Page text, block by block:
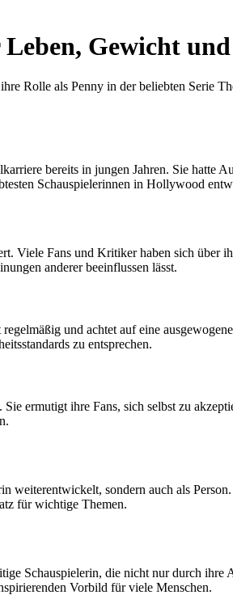
Gewicht
Rolle als Penny in der beliebten
bereits in jungen Jahren. Sie
Schauspielerinnen in Hollywood
Viele Fans und Kritiker haben sich über
anderer beeinflussen lässt.
und achtet auf eine
zu entsprechen.
ermutigt ihre Fans, sich selbst zu
weiterentwickelt, sondern auch als
für wichtige Themen.
Schauspielerin, die nicht nur durch
Vorbild für viele Menschen.